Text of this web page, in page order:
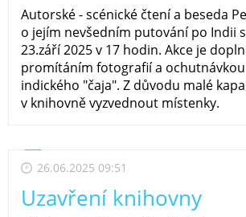
Autorské - scénické čtení a beseda
o jejím nevšedním putování po Indii
23.září 2025 v 17 hodin. Akce je
promítáním fotografií a
indického "čaja". Z důvodu malé
v knihovně vyzvednout místenky.
26.06.2025 09:51
Uzavření knihovny